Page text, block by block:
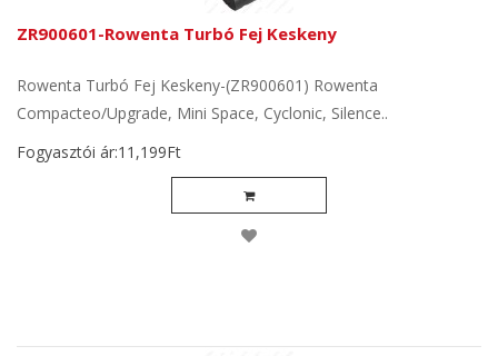
ZR900601-Rowenta Turbó Fej Keskeny
Rowenta Turbó Fej Keskeny-(ZR900601) Rowenta
Compacteo/Upgrade, Mini Space, Cyclonic, Silence..
Fogyasztói ár:11,199Ft